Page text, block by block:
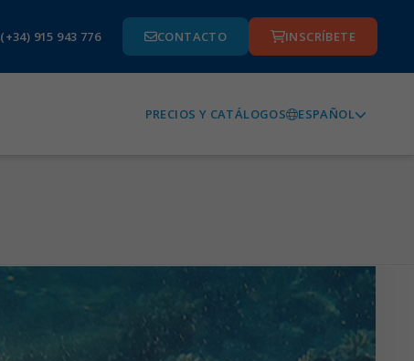
(+34) 915 943 776 CONTACTO INSCRÍBETE
PRECIOS Y CATÁLOGOS ESPAÑOL